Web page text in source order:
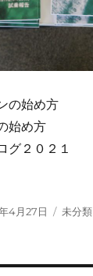
の始め方
始め方
グ２０２１
4月27日
カ
未分類